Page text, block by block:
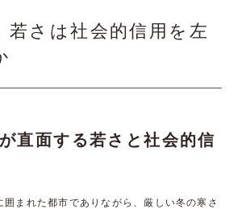
若さは社会的信用を左
直面する若さと社会的信
囲まれた都市でありながら、厳しい冬の寒さ